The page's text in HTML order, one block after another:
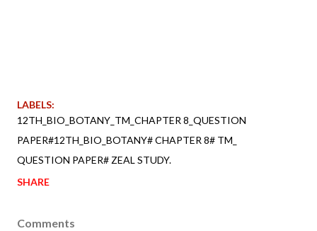
LABELS:
12TH_BIO_BOTANY_TM_CHAPTER 8_QUESTION
PAPER#12TH_BIO_BOTANY# CHAPTER 8# TM_
QUESTION PAPER# ZEAL STUDY.
SHARE
Comments